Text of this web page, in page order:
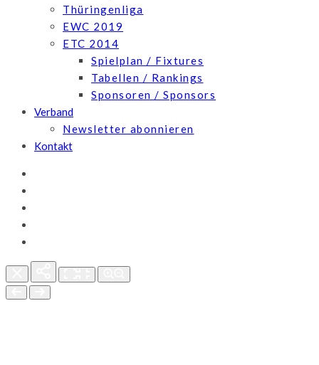
Thüringenliga
EWC 2019
ETC 2014
Spielplan / Fixtures
Tabellen / Rankings
Sponsoren / Sponsors
Verband
Newsletter abonnieren
Kontakt